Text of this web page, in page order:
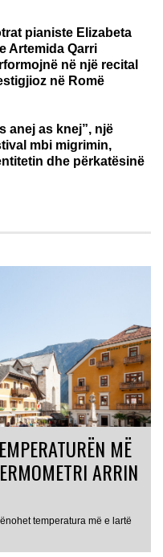
pianiste Elizabeta
Artemida Qarri
në një recital
në Romë
anej as knej”, një
mbi migrimin,
dhe përkatësinë
MË
ARRIN
temperatura më e lartë